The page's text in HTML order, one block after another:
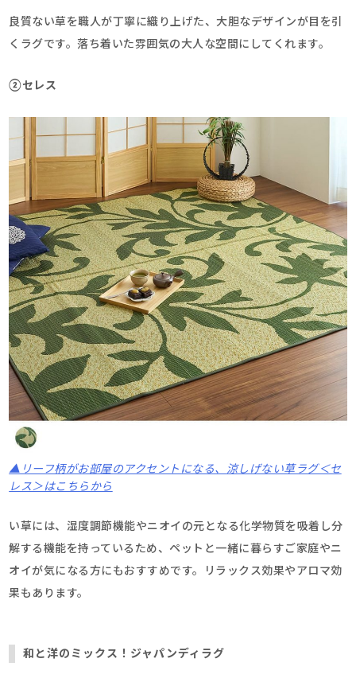
良質ない草を職人が丁寧に織り上げた、大胆なデザインが目を引
くラグです。落ち着いた雰囲気の大人な空間にしてくれます。
②セレス
▲リーフ柄がお部屋のアクセントになる、涼しげない草ラグ＜セ
レス＞はこちらから
い草には、湿度調節機能やニオイの元となる化学物質を吸着し分
解する機能を持っているため、ペットと一緒に暮らすご家庭やニ
オイが気になる方にもおすすめです。リラックス効果やアロマ効
果もあります。
和と洋のミックス！ジャパンディラグ